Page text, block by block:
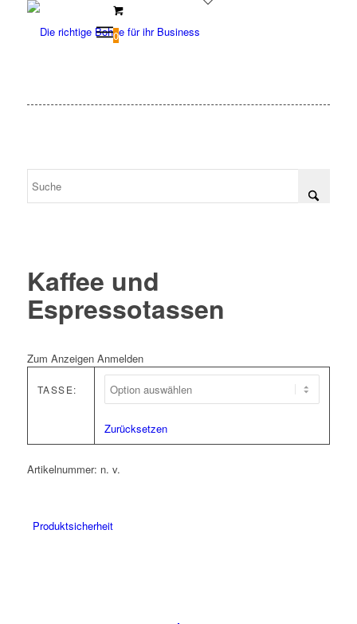
0
Kaffee und
Espressotassen
Zum Anzeigen Anmelden
TASSE:
Zurücksetzen
Artikelnummer: n. v.
Produktsicherheit